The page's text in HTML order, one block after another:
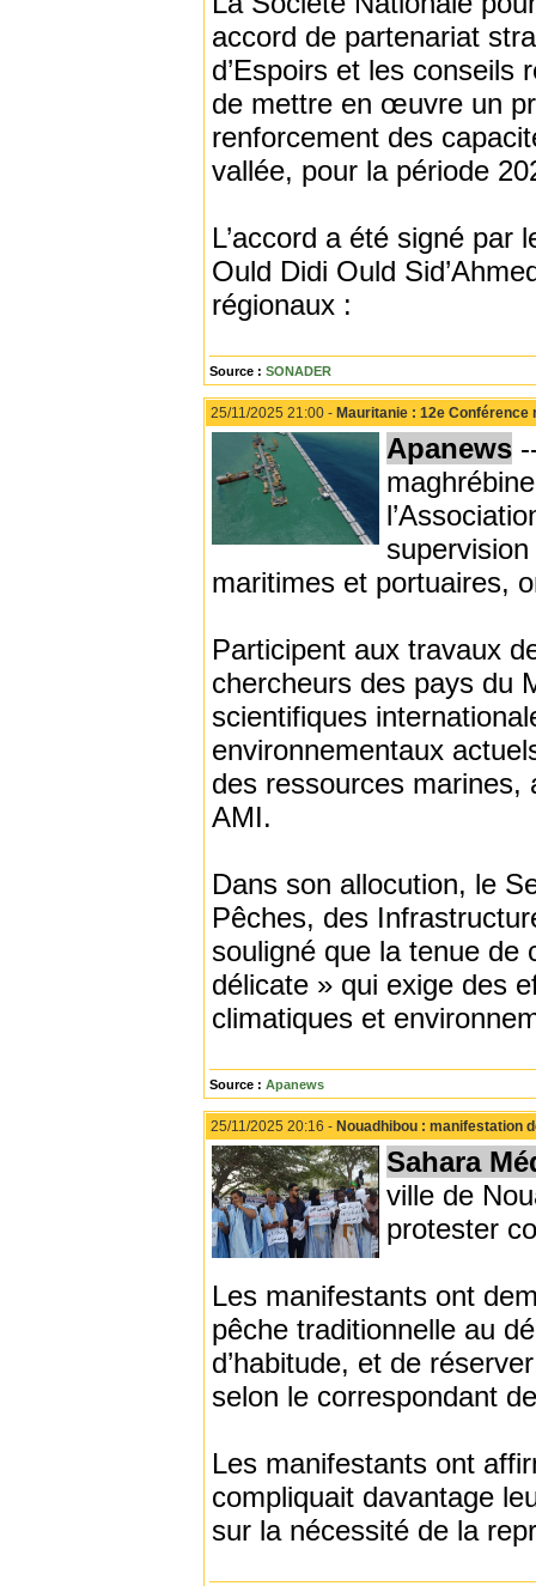
accord de partenariat
d’Espoirs et les conseils
de mettre en œuvre un
renforcement des
vallée, pour la période
L’accord a été signé par
Ould Didi Ould
régionaux :
Source : SONADER
25/11/2025 21:00 - Mauritanie : 12e
Apanews
maritimes et portuaires,
Participent aux travaux
chercheurs des pays du
scientifiques
environnementaux
des ressources marines,
AMI.
Dans son allocution, le
Pêches, des
souligné que la tenue de
délicate » qui exige des
climatiques et
Source : Apanews
25/11/2025 20:16 - Nouadhibou : manifestation
Sahara
ville de
protester
Les manifestants ont
pêche traditionnelle au
d’habitude, et de
selon le correspondant
Les manifestants ont
compliquait davantage
sur la nécessité de la